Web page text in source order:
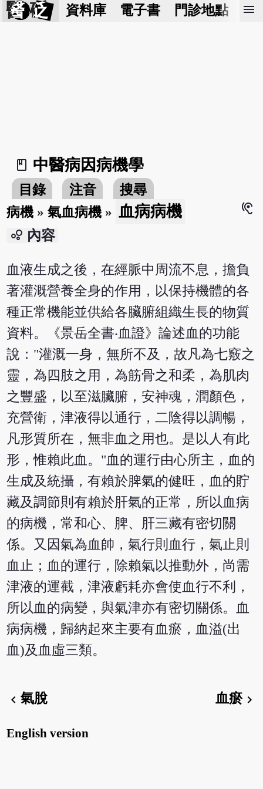
醫 砭 資料庫 電子書 門診地點 預
menu
book_2
中醫病因病機學
目錄 注音
搜尋
病機 »氣血病機 » 血病病機
hearing
bubble_chart 內容
血液生成之後，在經脈中周流不息，擔負
著灌溉營養全身的作用，以保持機體的各
種正常機能並供給各臟腑組織生長的物質
資料。《景岳全書‧血證》論述血的功能
說："灌溉一身，無所不及，故凡為七竅之
靈，為四肢之用，為筋骨之和柔，為肌肉
之豐盛，以至滋臟腑，安神魂，潤顏色，
充營衛，津液得以通行，二陰得以調暢，
凡形質所在，無非血之用也。是以人有此
形，惟賴此血。"血的運行由心所主，血的
生成及統攝，有賴於脾氣的健旺，血的貯
藏及調節則有賴於肝氣的正常，所以血病
的病機，常和心、脾、肝三藏有密切關
係。又因氣為血帥，氣行則血行，氣止則
血止；血的運行，除賴氣以推動外，尚需
津液的運截，津液虧耗亦會使血行不利，
所以血的病變，與氣津亦有密切關係。血
病病機，歸納起來主要有血瘀，血溢(出
血)及血虛三類。
chevron_left氣脫 血瘀chevron_right
English version